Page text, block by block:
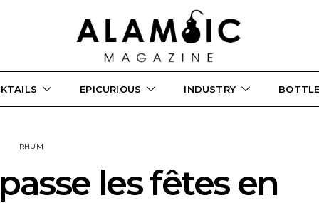
EPICURIOUS INDUSTRY
RHUM
les fêtes en